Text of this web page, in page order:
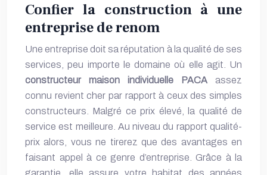
Confier la construction à une
entreprise de renom
Une entreprise doit sa réputation à la qualité de ses
services, peu importe le domaine où elle agit. Un
constructeur maison individuelle PACA assez
connu revient cher par rapport à ceux des simples
constructeurs. Malgré ce prix élevé, la qualité de
service est meilleure. Au niveau du rapport qualité-
prix alors, vous ne tirerez que des avantages en
faisant appel à ce genre d’entreprise. Grâce à la
garantie, elle assure votre habitat des années